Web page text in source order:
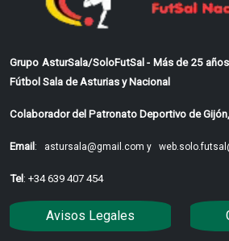
Grupo AsturSala/SoloFutSal - Más de 25
Fútbol Sala de Asturias y Nacional
Colaborador del Patronato Deportivo de
Email: astursala@gmail.com y
Tel: +34 639 407 454
Avisos Legales